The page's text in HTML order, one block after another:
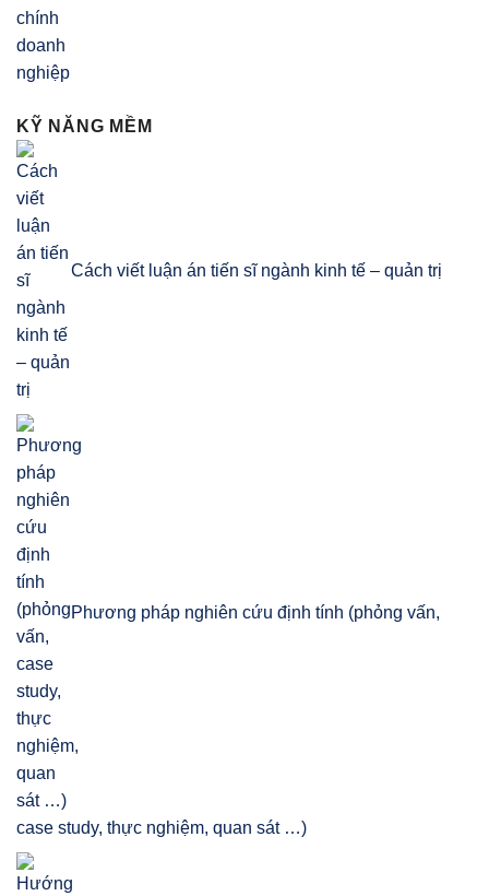
KỸ NĂNG MỀM
Cách viết luận án tiến sĩ ngành kinh tế – quản trị
Phương pháp nghiên cứu định tính (phỏng vấn,
case study, thực nghiệm, quan sát …)